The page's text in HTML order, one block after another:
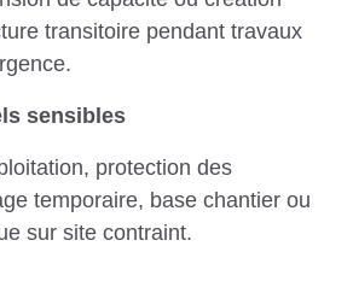
transitoire pendant travaux
sensibles
protection des
temporaire, base chantier ou
sur site contraint.